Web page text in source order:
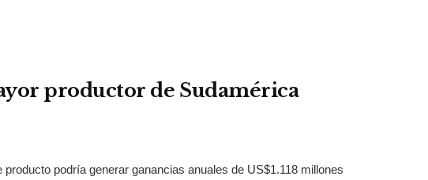
productor de Sudamérica
podría generar ganancias anuales de US$1.118 millones